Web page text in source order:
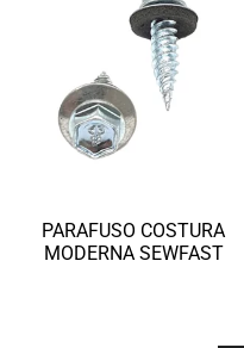
PARAFUSO COSTURA
MODERNA SEWFAST